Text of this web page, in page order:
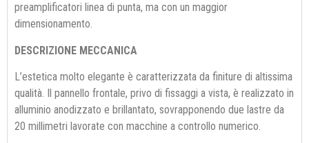
preamplificatori linea di punta, ma con un maggior
dimensionamento.
DESCRIZIONE MECCANICA
L’estetica molto elegante è caratterizzata da finiture di altissima
qualità. Il pannello frontale, privo di fissaggi a vista, è realizzato in
alluminio anodizzato e brillantato, sovrapponendo due lastre da
20 millimetri lavorate con macchine a controllo numerico.